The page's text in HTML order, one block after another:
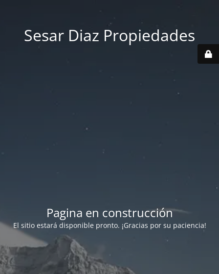
Sesar Diaz Propiedades
Pagina en construcción
El sitio estará disponible pronto. ¡Gracias por su paciencia!